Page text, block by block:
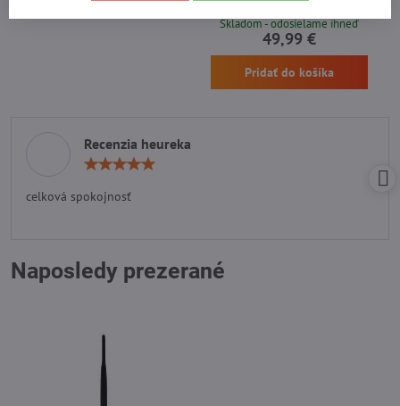
2031
Skladom - odosielame ihneď
49,99 €
Pridať do košíka
Recenzia heureka
celková spokojnosť
Naposledy prezerané